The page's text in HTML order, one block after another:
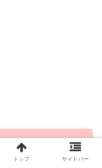
トップ サイドバー